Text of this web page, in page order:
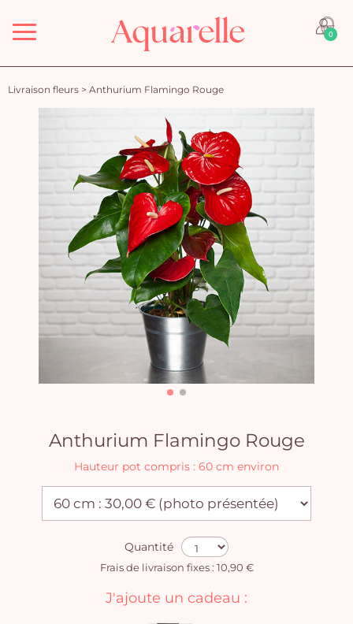
Menu 0
Livraison fleurs > Anthurium Flamingo Rouge
Anthurium Flamingo Rouge
Hauteur pot compris : 60 cm environ
Quantité
Frais de livraison fixes : 10,90 €
J'ajoute un cadeau :